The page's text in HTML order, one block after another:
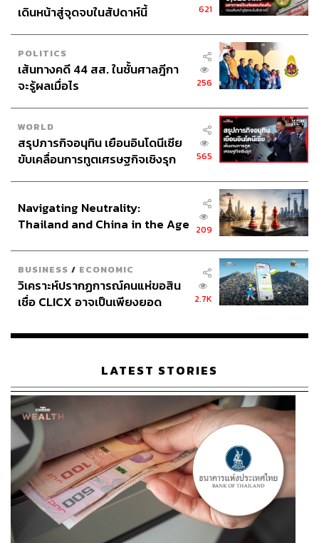
เดินหน้าสู่จุดจบในสัปดาห์นี้
621
POLITICS
เส้นทางคดี 44 สส. ในชั้นศาลฎีกา
จะรู้ผลเมื่อไร
256
WORLD
สรุปภารกิจอนุทิน เยือนอินโดนีเซีย
ขับเคลื่อนการทูตเศรษฐกิจเชิงรุก
565
Navigating Neutrality:
Thailand and China in the Age
209
BUSINESS / ECONOMIC
วิเคราะห์ปรากฏการณ์คนแห่ขอสิน
เชื่อ CLICX อาจเป็นเพียงยอด
เรือนไทยที่ถูกซุกไว้
2.7K
LATEST STORIES